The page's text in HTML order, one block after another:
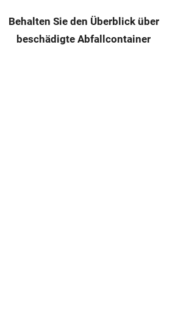
Behalten Sie den Überblick über
beschädigte Abfallcontainer